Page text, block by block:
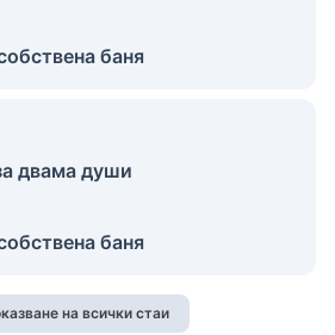
баня
двама души
баня
на всички стаи